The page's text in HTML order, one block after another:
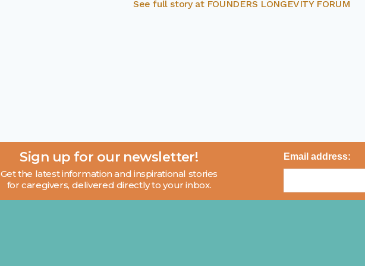
See full story atFOUNDERS LONGEVITY FORUM
Sign up for our newsletter!
Get the latest information and inspirational stories
for caregivers, delivered directly to your inbox.
Email address: